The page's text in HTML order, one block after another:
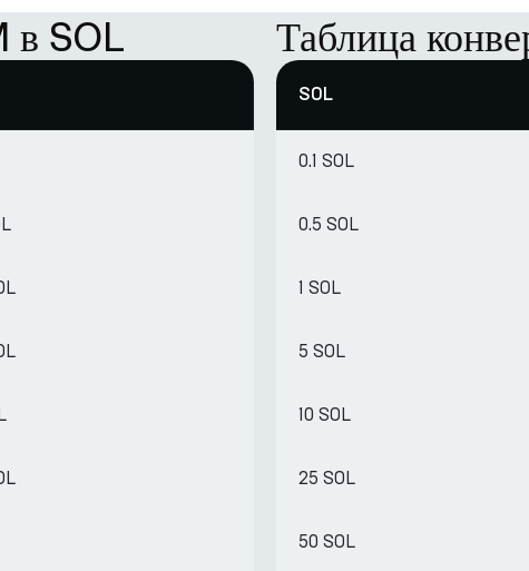
в SOL Таблица
SOL
0.1 SOL
0.5 SOL
1 SOL
5 SOL
10 SOL
25 SOL
50 SOL